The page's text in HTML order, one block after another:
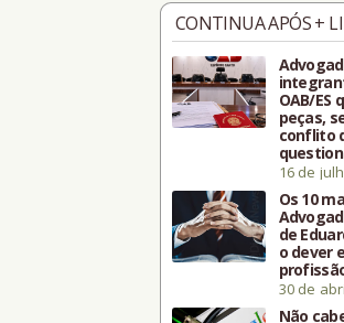
CONTINUA APÓS +
OAB/ES
peças,
conflito
16 de
Os 10
de
o dever
30 de
Não